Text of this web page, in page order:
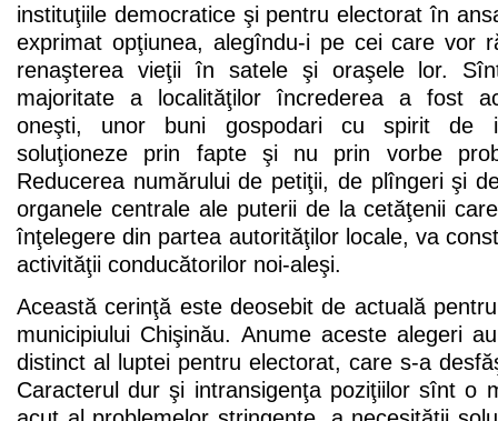
instituţiile democratice şi pentru electorat în
exprimat opţiunea, alegîndu-i pe cei care vor
renaşterea vieţii în satele şi oraşele lor.
majoritate a localităţilor încrederea a fost
oneşti, unor buni gospodari cu spirit de
soluţioneze prin fapte şi nu prin vorbe
Reducerea numărului de petiţii, de plîngeri şi
organele centrale ale puterii de la cetăţenii
înţelegere din partea autorităţilor locale, va
activităţii conducătorilor noi-aleşi.
Această cerinţă este deosebit de actuală
municipiului Chişinău. Anume aceste alegeri
distinct al luptei pentru electorat, care s-a
Caracterul dur şi intransigenţa poziţiilor sînt o